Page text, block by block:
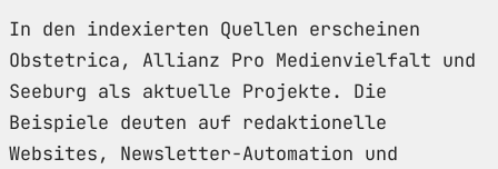
In den indexierten Quellen erscheinen
Obstetrica, Allianz Pro Medienvielfalt und
Seeburg als aktuelle Projekte. Die
Beispiele deuten auf redaktionelle
Websites, Newsletter-Automation und